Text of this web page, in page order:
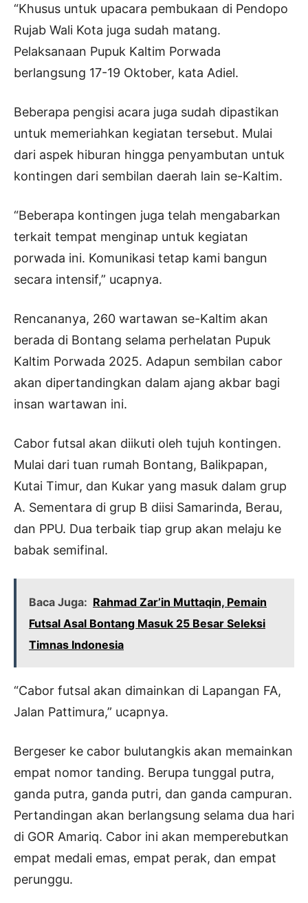
“Khusus untuk upacara pembukaan di Pendopo
Rujab Wali Kota juga sudah matang.
Pelaksanaan Pupuk Kaltim Porwada
berlangsung 17-19 Oktober, kata Adiel.
Beberapa pengisi acara juga sudah dipastikan
untuk memeriahkan kegiatan tersebut. Mulai
dari aspek hiburan hingga penyambutan untuk
kontingen dari sembilan daerah lain se-Kaltim.
“Beberapa kontingen juga telah mengabarkan
terkait tempat menginap untuk kegiatan
porwada ini. Komunikasi tetap kami bangun
secara intensif,” ucapnya.
Rencananya, 260 wartawan se-Kaltim akan
berada di Bontang selama perhelatan Pupuk
Kaltim Porwada 2025. Adapun sembilan cabor
akan dipertandingkan dalam ajang akbar bagi
insan wartawan ini.
Cabor futsal akan diikuti oleh tujuh kontingen.
Mulai dari tuan rumah Bontang, Balikpapan,
Kutai Timur, dan Kukar yang masuk dalam grup
A. Sementara di grup B diisi Samarinda, Berau,
dan PPU. Dua terbaik tiap grup akan melaju ke
babak semifinal.
Baca Juga: Rahmad Zar’in Muttaqin, Pemain
Futsal Asal Bontang Masuk 25 Besar Seleksi
Timnas Indonesia
“Cabor futsal akan dimainkan di Lapangan FA,
Jalan Pattimura,” ucapnya.
Bergeser ke cabor bulutangkis akan memainkan
empat nomor tanding. Berupa tunggal putra,
ganda putra, ganda putri, dan ganda campuran.
Pertandingan akan berlangsung selama dua hari
di GOR Amariq. Cabor ini akan memperebutkan
empat medali emas, empat perak, dan empat
perunggu.